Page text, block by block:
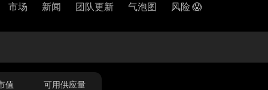
市场 新闻 团队更新 气泡图 风险 😱
值 可用供应量